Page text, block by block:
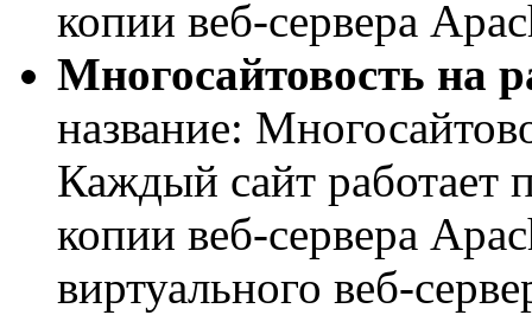
копии веб-сервера
Многосайтовость на
название:
Каждый сайт работает
копии веб-сервера
виртуального веб-